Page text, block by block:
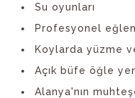
Su oyunları
Profesyonel
Koylarda yüzme
Açık büfe öğle
Alanya'nın